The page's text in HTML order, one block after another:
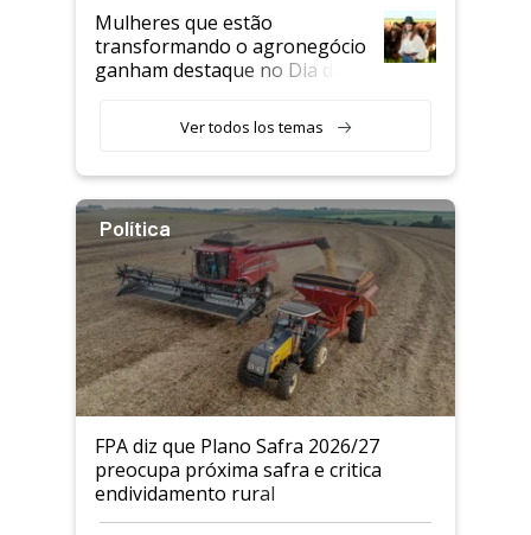
Mulheres que estão
transformando o agronegócio
ganham destaque no Dia do
Ver todos los temas
Política
FPA diz que Plano Safra 2026/27
preocupa próxima safra e critica
endividamento rural